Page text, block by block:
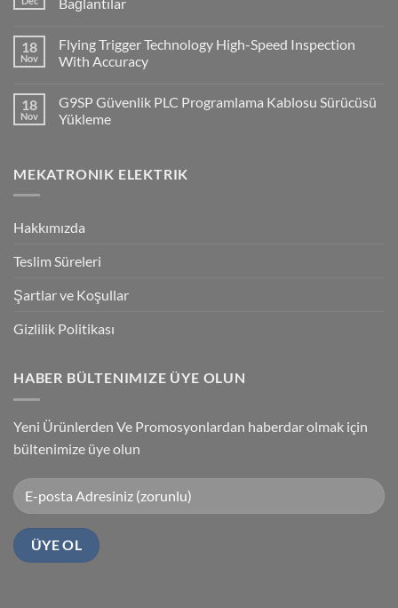
ile
Haberleşmesi
on
Q2A
Ve
NPN/PNP
Giriş
Bağlantılar
18
Nov
Flying Trigger Technology High-Speed Inspection
With Accuracy
on
Flying
Trigger
Inspection
With
18
Nov
G9SP Güvenlik PLC Programlama Kablosu Sürücüsü
Yükleme
G9SP
Güvenlik
Sürücüsü
MEKATRONIK ELEKTRIK
Hakkımızda
Teslim Süreleri
Şartlar ve Koşullar
Gizlilik Politikası
HABER BÜLTENIMIZE ÜYE OLUN
Yeni Ürünlerden Ve Promosyonlardan haberdar olmak için
bültenimize üye olun